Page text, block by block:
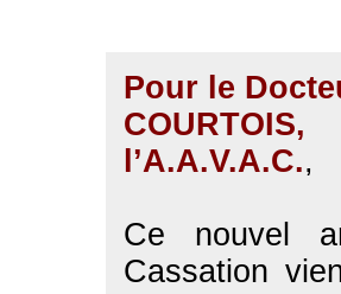
Pour le
l’A.A.V.A.C.,
Ce nouvel
Cassation